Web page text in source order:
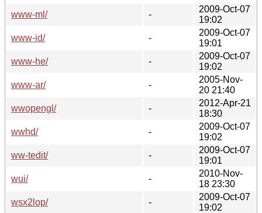
www-ml/
-
2009-Oct-07
19:02
www-id/
-
2009-Oct-07
19:01
www-he/
-
2009-Oct-07
19:02
www-ar/
-
2005-Nov-
20 21:40
wwopengl/
-
2012-Apr-21
18:30
wwhd/
-
2009-Oct-07
19:02
ww-tedit/
-
2009-Oct-07
19:01
wui/
-
2010-Nov-
18 23:30
wsx2lop/
-
2009-Oct-07
19:02